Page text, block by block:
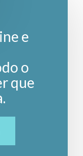
e
o
que